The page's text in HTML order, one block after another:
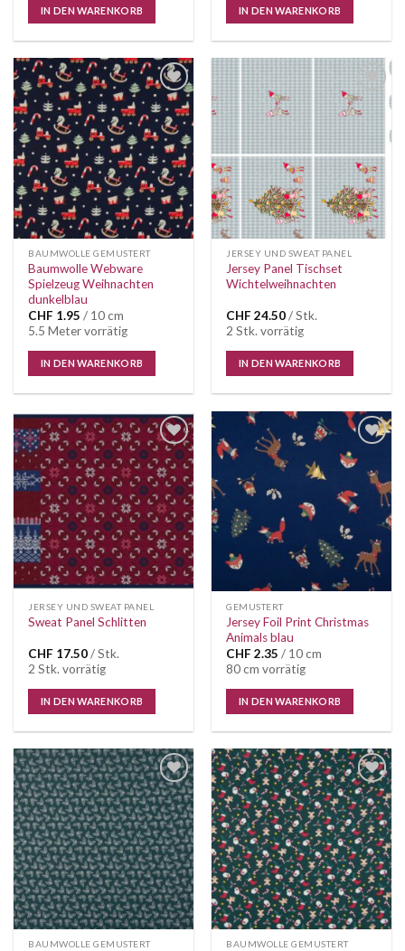
IN DEN WARENKORB IN DEN WARENKORB
Auf die
Wunschliste
BAUMWOLLE GEMUSTERT
Baumwolle Webware
Spielzeug Weihnachten
dunkelblau
CHF 1.95 / 10 cm
5.5 Meter vorrätig
IN DEN WARENKORB
Auf die
Wunschliste
JERSEY UND SWEAT PANEL
Jersey Panel Tischset
Wichtelweihnachten
CHF 24.50/ Stk.
2 Stk. vorrätig
IN DEN WARENKORB
Auf die
Wunschliste
JERSEY UND SWEAT PANEL
Sweat Panel Schlitten
CHF 17.50/ Stk.
2 Stk. vorrätig
IN DEN WARENKORB
Auf die
Wunschliste
GEMUSTERT
Jersey Foil Print Christmas
Animals blau
CHF 2.35 / 10 cm
80 cm vorrätig
IN DEN WARENKORB
Auf die
Wunschliste
BAUMWOLLE GEMUSTERT
Auf die
Wunschliste
BAUMWOLLE GEMUSTERT